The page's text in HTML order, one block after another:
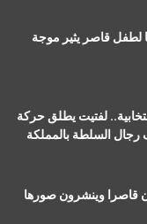
لطفل قاصر يثير موجة
لفتيت يطلق حركة
السلطة بالمملكة
قاصرا وينشرون صورها